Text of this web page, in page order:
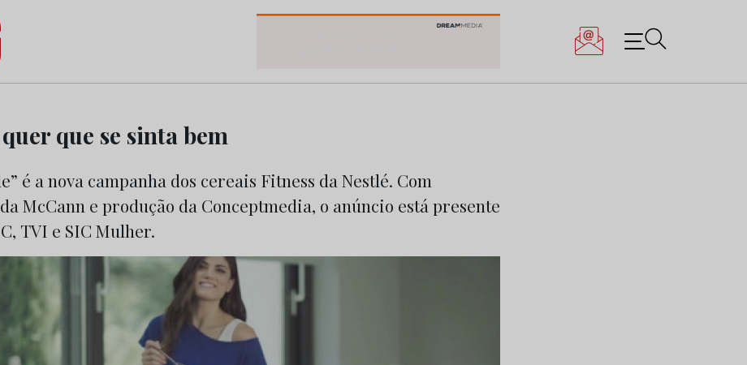
do Marketing e da Publicidade
que se sinta bem
é a nova campanha dos cereais Fitness da Nestlé. Com
McCann e produção da Conceptmedia, o anúncio está presente
TVI e SIC Mulher.